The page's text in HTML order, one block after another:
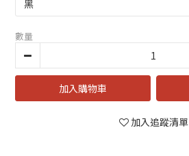
數量
加入購物車
加入追蹤清單